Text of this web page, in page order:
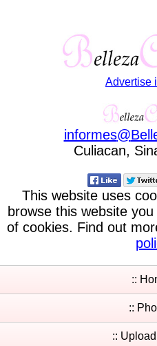
Advertise
informes@
Culiacan,
This website uses
browse this website
of cookies. Find out
::
::
::